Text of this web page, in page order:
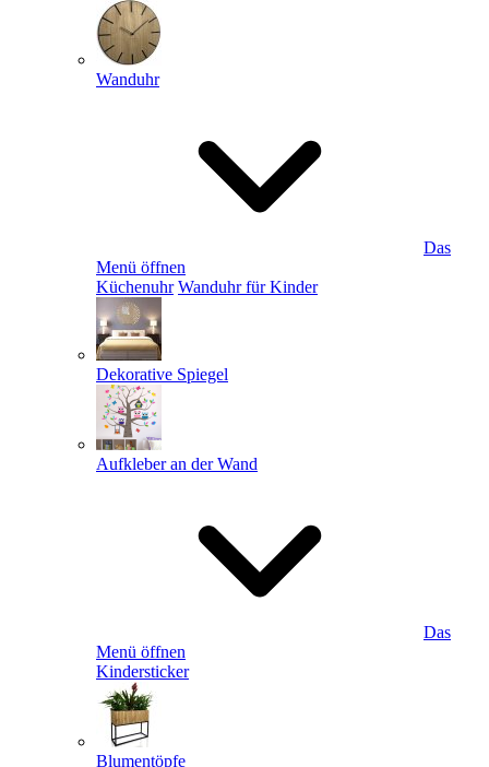
Wanduhr
Das
Menü öffnen
Küchenuhr Wanduhr für Kinder
Dekorative Spiegel
Aufkleber an der Wand
Das
Menü öffnen
Kindersticker
Blumentöpfe